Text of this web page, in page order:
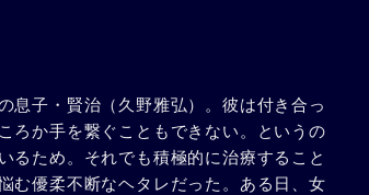
息子・賢治（久野雅弘）。彼は付き合っ
ろか手を繋ぐこともできない。というの
るため。それでも積極的に治療すること
む優柔不断なヘタレだった。ある日、女